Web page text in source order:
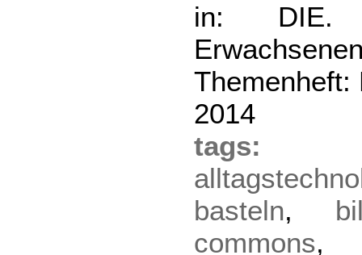
in: DIE.
Themenheft:
2014
basteln,
commons